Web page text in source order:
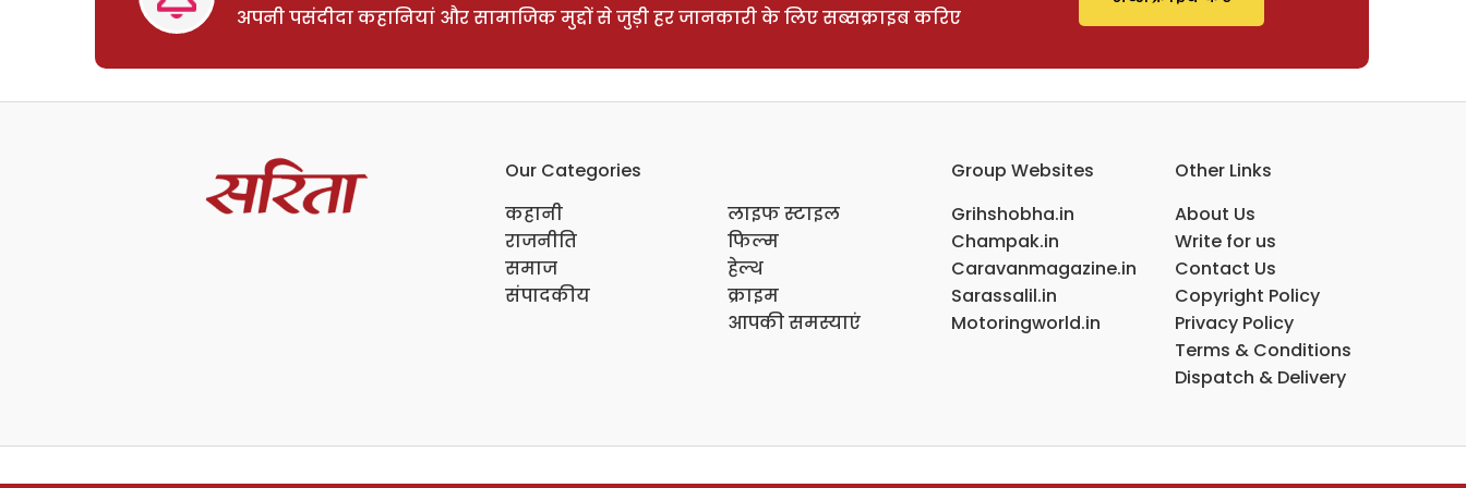
अपनी पसंदीदा कहानियां और सामाजिक मुद्दों से जुड़ी हर जानकारी के लिए सब्सक्राइब करिए
Our Categories
कहानी
राजनीति
समाज
संपादकीय
लाइफ स्टाइल
फिल्म
हेल्थ
क्राइम
आपकी समस्याएं
Group Websites
Grihshobha.in
Champak.in
Caravanmagazine.in
Sarassalil.in
Motoringworld.in
Other Links
About Us
Write for us
Contact Us
Copyright Policy
Privacy Policy
Terms & Conditions
Dispatch & Delivery